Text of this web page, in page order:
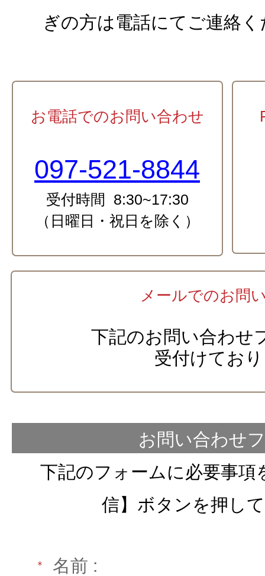
ぎの方は電話にてご連絡
お電話でのお問い合わせ
097-521-8844
受付時間 8:30~17:30
（日曜日・祝日を除く）
メールでのお問
下記のお問い合わせ
受付けてお
お問い合わせ
下記のフォームに必要事項
信】ボタンを押し
名前 :
＊